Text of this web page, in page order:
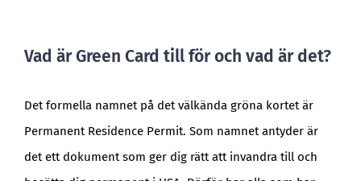
Vad är Green Card till för och vad är det?
Det formella namnet på det välkända gröna kortet är
Permanent Residence Permit. Som namnet antyder är
det ett dokument som ger dig rätt att invandra till och